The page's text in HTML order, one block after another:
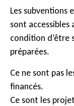
Les subventions
sont
condition d’être
préparées.
Ce ne sont pas
financés.
Ce sont les